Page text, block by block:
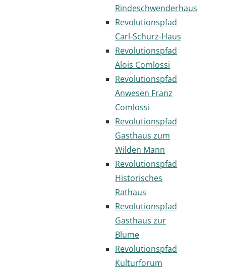
Rindeschwenderhaus
Revolutionspfad
Carl-Schurz-Haus
Revolutionspfad
Alois Comlossi
Revolutionspfad
Anwesen Franz
Comlossi
Revolutionspfad
Gasthaus zum
Wilden Mann
Revolutionspfad
Historisches
Rathaus
Revolutionspfad
Gasthaus zur
Blume
Revolutionspfad
Kulturforum